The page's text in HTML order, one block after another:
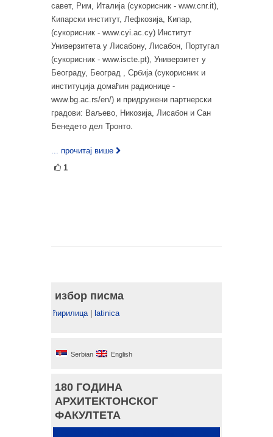
савет, Рим, Италија (сукорисник - www.cnr.it),
Кипарски институт, Лефкозија, Кипар,
(сукорисник - www.cyi.ac.cy) Институт
Универзитета у Лисабону, Лисабон, Португал
(сукорисник - www.iscte.pt), Универзитет у
Београду, Београд , Србија (сукорисник и
институција домаћин радионице -
www.bg.ac.rs/en/) и придружени партнерски
градови: Ваљево, Никозија, Лисабон и Сан
Бенедето дел Тронто.
... прочитај више
1
избор писма
ћирилица| latinica
Serbian English
180 ГОДИНА
АРХИТЕКТОНСКОГ
ФАКУЛТЕТА